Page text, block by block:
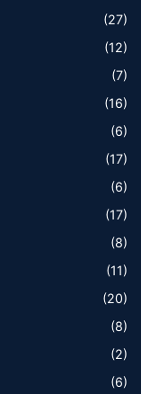
(27)
(12)
(7)
(16)
(6)
(17)
(6)
(17)
(8)
(11)
(20)
(8)
(2)
(6)